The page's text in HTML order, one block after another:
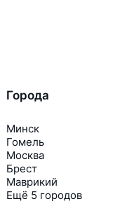
Города
Минск
Гомель
Москва
Брест
Маврикий
Ещё 5 городов